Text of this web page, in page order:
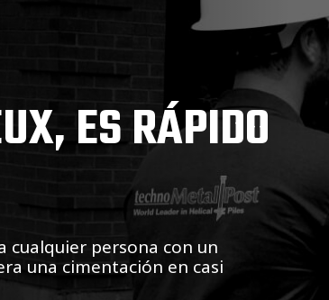
ES RÁPIDO
cualquier persona con un
una cimentación en casi